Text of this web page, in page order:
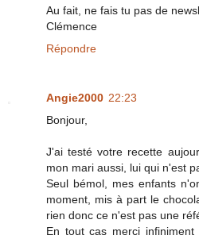
Au fait, ne fais tu pas de
Clémence
Répondre
Angie2000 22:23
Bonjour,
J'ai testé votre recette
mon mari aussi, lui qui n'est
Seul bémol, mes enfants
moment, mis à part le
rien donc ce n'est pas une
En tout cas merci